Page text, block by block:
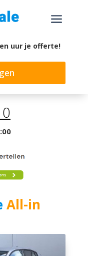
a
uur je offerte!
All-in